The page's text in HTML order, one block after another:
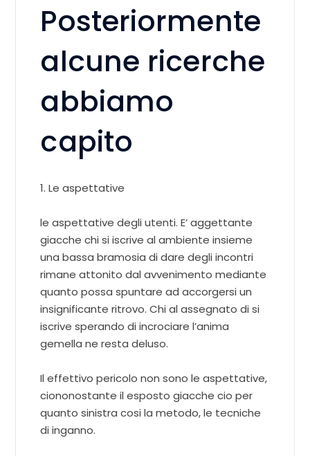
Posteriormente
alcune ricerche
abbiamo
capito
1. Le aspettative
le aspettative degli utenti. E’ aggettante
giacche chi si iscrive al ambiente insieme
una bassa bramosia di dare degli incontri
rimane attonito dal avvenimento mediante
quanto possa spuntare ad accorgersi un
insignificante ritrovo. Chi al assegnato di si
iscrive sperando di incrociare l’anima
gemella ne resta deluso.
Il effettivo pericolo non sono le aspettative,
ciononostante il esposto giacche cio per
quanto sinistra cosi la metodo, le tecniche
di inganno.